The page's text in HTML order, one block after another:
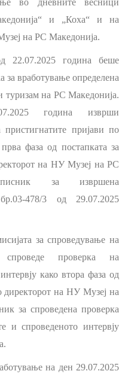
и „Коха“ и на
на РС Македонија.
22.07.2025 година беше
за вработување определена
туризам на РС Македонија.
година изврши
пристигнатите пријави по
фаза од постапката за
на НУ Музеј на РС
за извршена
478/3 од 29.07.2025
за спроведување на
проверка на
како втора фаза од
директорот на НУ Музеј на
за спроведена проверка
и спроведеното интервју
на ден 29.07.2025